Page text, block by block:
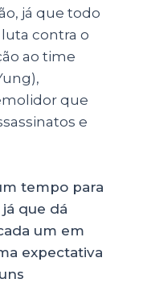
já que todo
contra o
ao time
que
e
tempo para
que dá
um em
expectativa